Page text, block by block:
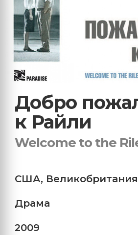
Добро
к Райли
Welcome to the
США, Великобритания
Драма
2009